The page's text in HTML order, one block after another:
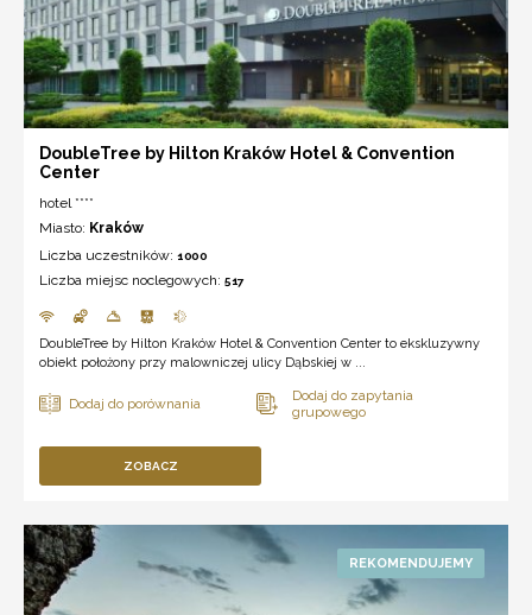
DoubleTree by Hilton Kraków Hotel & Convention
Center
hotel ****
Miasto: Kraków
Liczba uczestników: 1000
Liczba miejsc noclegowych: 517
DoubleTree by Hilton Kraków Hotel & Convention Center to ekskluzywny
obiekt położony przy malowniczej ulicy Dąbskiej w ...
ZOBACZ